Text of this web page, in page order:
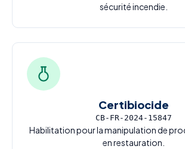
sécurité incendie.
Certibiocide
CB-FR-2024-15847
Habilitation pour la manipulation de
en restauration.